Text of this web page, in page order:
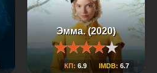
Эмма. (2020)
КП: 6.9 IMDB: 6.7